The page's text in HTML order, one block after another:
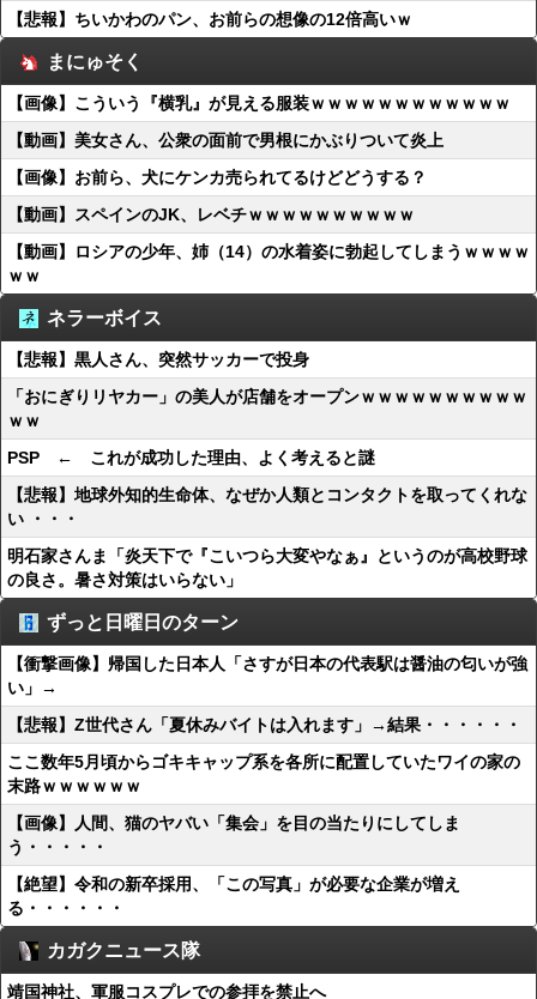
【悲報】ちいかわのパン、お前らの想像の12倍高いｗ
まにゅそく
【画像】こういう『横乳』が見える服装ｗｗｗｗｗｗｗｗｗｗｗｗ
【動画】美女さん、公衆の面前で男根にかぶりついて炎上
【画像】お前ら、犬にケンカ売られてるけどどうする？
【動画】スペインのJK、レベチｗｗｗｗｗｗｗｗｗｗ
【動画】ロシアの少年、姉（14）の水着姿に勃起してしまうｗｗｗｗ
ｗｗ
ネラーボイス
【悲報】黒人さん、突然サッカーで投身
「おにぎりリヤカー」の美人が店舗をオープンｗｗｗｗｗｗｗｗｗｗ
ｗｗ
PSP ← これが成功した理由、よく考えると謎
【悲報】地球外知的生命体、なぜか人類とコンタクトを取ってくれな
い ・・・
明石家さんま「炎天下で『こいつら大変やなぁ』というのが高校野球
の良さ。暑さ対策はいらない」
ずっと日曜日のターン
【衝撃画像】帰国した日本人「さすが日本の代表駅は醤油の匂いが強
い」→
【悲報】Z世代さん「夏休みバイトは入れます」→結果・・・・・・
ここ数年5月頃からゴキキャップ系を各所に配置していたワイの家の
末路ｗｗｗｗｗｗ
【画像】人間、猫のヤバい「集会」を目の当たりにしてしま
う・・・・・
【絶望】令和の新卒採用、「この写真」が必要な企業が増え
る・・・・・・
カガクニュース隊
靖国神社、軍服コスプレでの参拝を禁止へ